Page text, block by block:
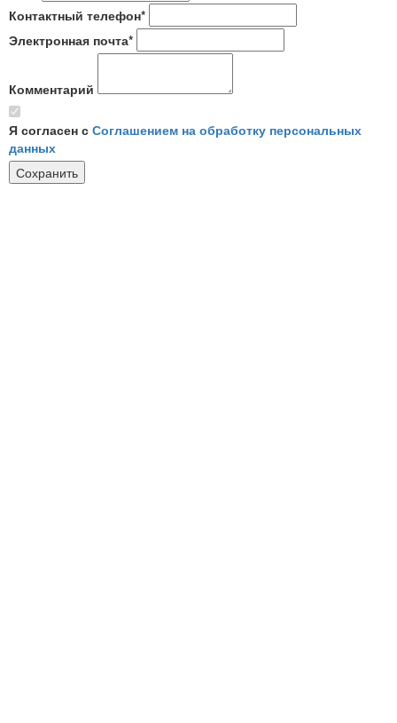
Контактный телефон*
Электронная почта*
Комментарий
Я согласен с Соглашением на обработку персональных
данных